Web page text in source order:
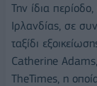
Την ίδια
Ιρλανδίας, σε
ταξίδι
Catherine
TheTimes, η